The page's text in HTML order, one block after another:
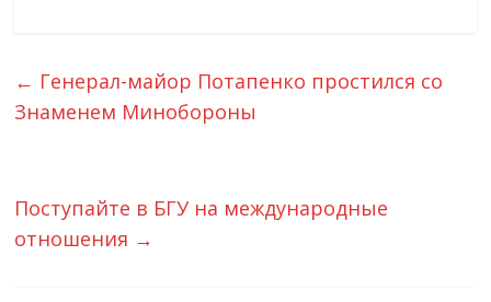
← Генерал-майор Потапенко простился со
Знаменем Минобороны
Поступайте в БГУ на международные
отношения →